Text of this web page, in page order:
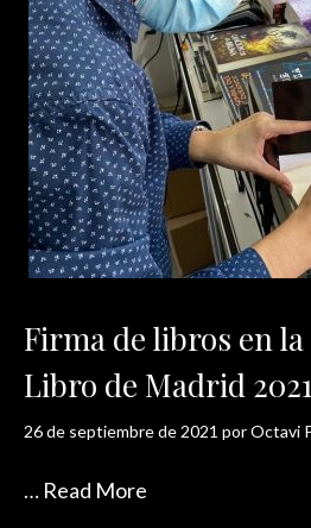
Firma de libros en la
Libro de Madrid 2021
26 de septiembre de 2021 porOctavi
… Read More